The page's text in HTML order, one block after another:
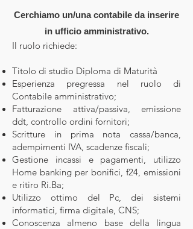
Cerchiamo un/una contabile da inserire
in ufficio amministrativo.
Il ruolo richiede:
Titolo di studio Diploma di Maturità
Esperienza pregressa nel ruolo di
Contabile amministrativo;
Fatturazione attiva/passiva, emissione
ddt, controllo ordini fornitori;
Scritture in prima nota cassa/banca,
adempimenti IVA, scadenze fiscali;
Gestione incassi e pagamenti, utilizzo
Home banking per bonifici, f24, emissioni
e ritiro Ri.Ba;
Utilizzo ottimo del Pc, dei sistemi
informatici, firma digitale, CNS;
Conoscenza almeno base della lingua